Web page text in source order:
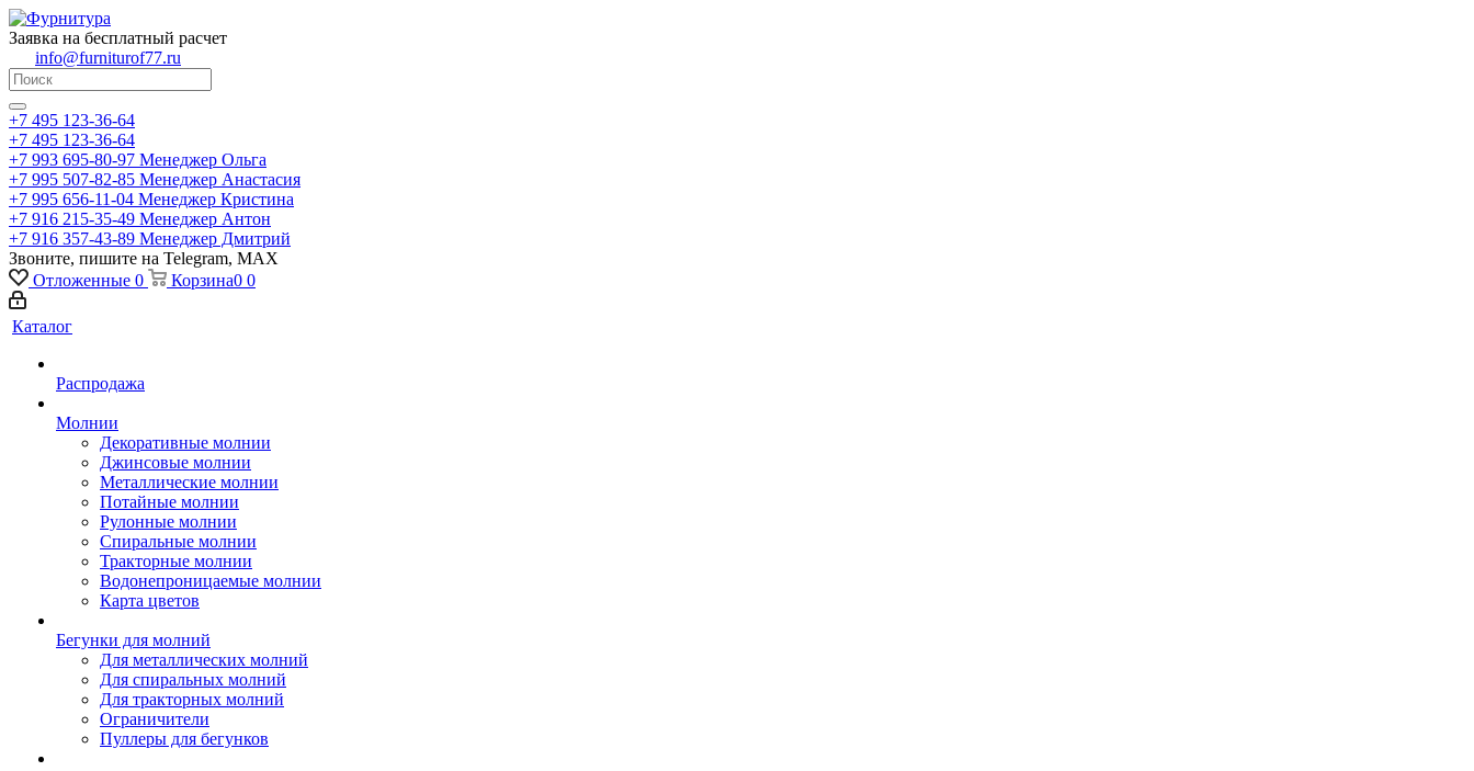
Заявка на бесплатный расчет
info@furniturof77.ru
+7 495 123-36-64
+7 495 123-36-64
+7 993 695-80-97 Менеджер Ольга
+7 995 507-82-85 Менеджер Анастасия
+7 995 656-11-04 Менеджер Кристина
+7 916 215-35-49 Менеджер Антон
+7 916 357-43-89 Менеджер Дмитрий
Звоните, пишите на Telegram, MAX
Отложенные 0 Корзина0 0
Каталог
Распродажа
Молнии
Декоративные молнии
Джинсовые молнии
Металлические молнии
Потайные молнии
Рулонные молнии
Спиральные молнии
Тракторные молнии
Водонепроницаемые молнии
Карта цветов
Бегунки для молний
Для металлических молний
Для спиральных молний
Для тракторных молний
Ограничители
Пуллеры для бегунков